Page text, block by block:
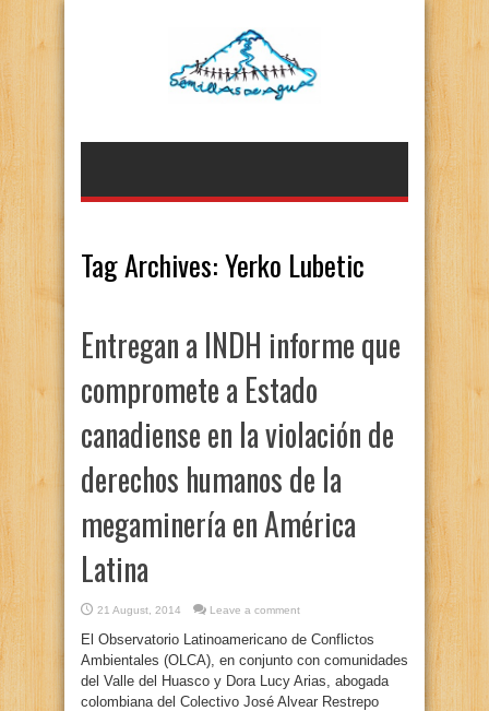
Tag Archives:Yerko Lubetic
Entregan a INDH informe que
compromete a Estado
canadiense en la violación de
derechos humanos de la
megaminería en América
Latina
21 August, 2014 Leave a comment
El Observatorio Latinoamericano de Conflictos
Ambientales (OLCA), en conjunto con comunidades
del Valle del Huasco y Dora Lucy Arias, abogada
colombiana del Colectivo José Alvear Restrepo